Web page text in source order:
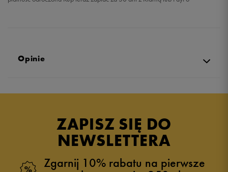
Opinie
ZAPISZ SIĘ DO
NEWSLETTERA
Zgarnij 10% rabatu na pierwsze